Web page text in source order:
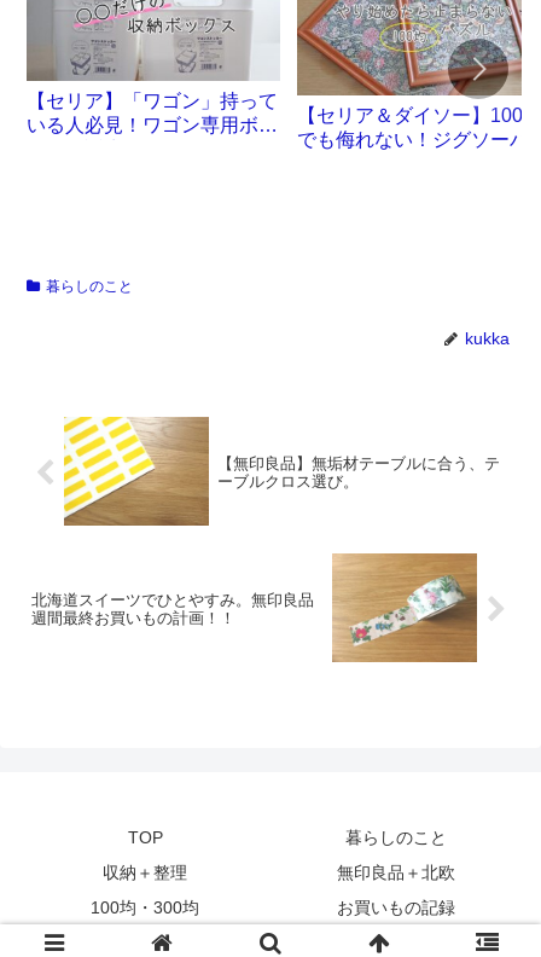
【セリア】「ワゴン」持って
いる人必見！ワゴン専用ボッ
【セリア＆ダイソー】100円
でも侮れない！ジグソーパ
暮らしのこと
kukka
【無印良品】無垢材テーブルに合う、テ
ーブルクロス選び。
北海道スイーツでひとやすみ。無印良品
週間最終お買いもの計画！！
TOP
暮らしのこと
収納＋整理
無印良品＋北欧
100均・300均
お買いもの記録
© 2016 北欧と。.